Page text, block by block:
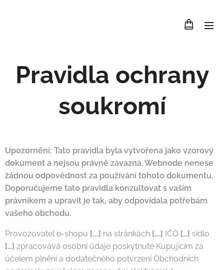
Pravidla ochrany
soukromí
Upozornění: Tato pravidla byla vytvořena jako vzorový
dokument a nejsou právně závazná. Webnode nenese
žádnou odpovědnost za používání tohoto dokumentu.
Doporučujeme tato pravidla konzultovat s vaším
právníkem a upravit je tak, aby odpovídala potřebám
vašeho obchodu.
Provozovatel e-shopu [….] na stránkách [….] IČO […] sídlo
[…] zpracovává osobní údaje poskytnuté Kupujícím za
účelem plnění a dodatečného potvrzení Obchodních